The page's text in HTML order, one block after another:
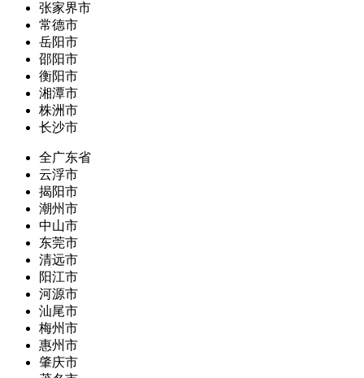
张家界市
常德市
岳阳市
邵阳市
衡阳市
湘潭市
株洲市
长沙市
全广东省
云浮市
揭阳市
潮州市
中山市
东莞市
清远市
阳江市
河源市
汕尾市
梅州市
惠州市
肇庆市